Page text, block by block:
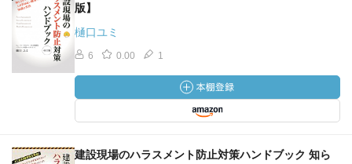
版】
樋口ユミ
6 0.00 1
建設現場のハラスメント防止対策ハンドブック 知ら